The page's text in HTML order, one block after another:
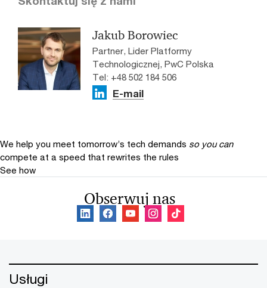
Jakub Borowiec
Partner, Lider Platformy
Technologicznej, PwC Polska
Tel: +48 502 184 506
E-mail
We help you meet tomorrow’s tech demands so you can
compete at a speed that rewrites the rules
See how
Obserwuj nas
Usługi